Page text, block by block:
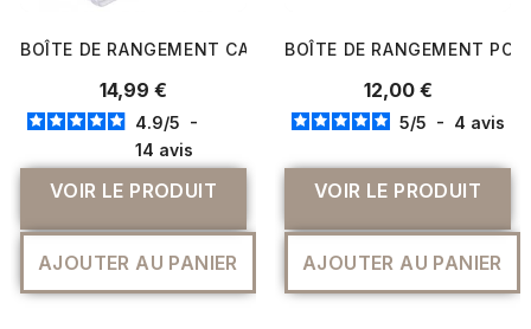
BOÎTE DE RANGEMENT CARE & CREATE POUR 80
14,99 €
4.9/5 -
14 avis
VOIR LE PRODUIT
AJOUTER AU PANIER
BOÎTE DE RANGEMENT
12,00 €
5/5 - 4 avis
VOIR LE PRODUIT
AJOUTER AU PANIER